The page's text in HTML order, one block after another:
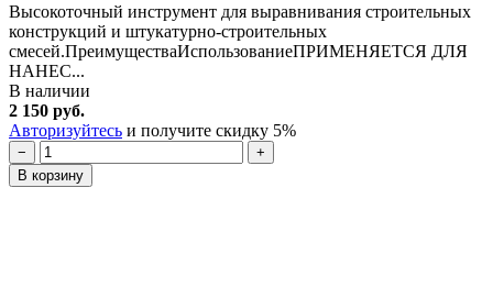
Высокоточный инструмент для выравнивания строительных
конструкций и штукатурно-строительных
смесей.ПреимуществаИспользованиеПРИМЕНЯЕТСЯ ДЛЯ
НАНЕС...
В наличии
2 150 руб.
Авторизуйтесь и получите скидку 5%
−
+
В корзину